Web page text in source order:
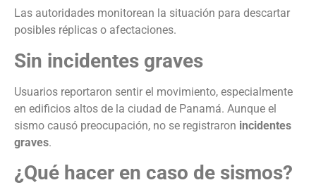
Las autoridades monitorean la situación para descartar
posibles réplicas o afectaciones.
Sin incidentes graves
Usuarios reportaron sentir el movimiento, especialmente
en edificios altos de la ciudad de Panamá. Aunque el
sismo causó preocupación, no se registraron incidentes
graves.
¿Qué hacer en caso de sismos?